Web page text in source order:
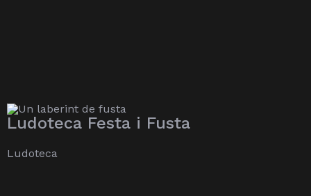
Ludoteca Festa i Fusta
Ludoteca